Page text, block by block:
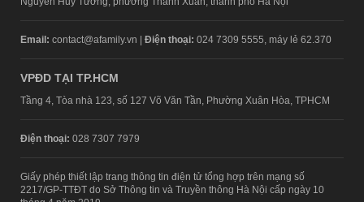
Email: contact@afamily.vn | Điện thoại: 024 7309 5555, máy lẻ 62.370
VPĐD TẠI TP.HCM
Tầng 4, Tòa nhà 123, số 127 Võ Văn Tần, Phường Xuân Hòa, TPHCM
Điện thoại: 028 7307 7979
Giấy phép thiết lập trang thông tin điện tử tổng hợp trên mạng số
2217/GP-TTĐT do Sở Thông tin và Truyền thông Hà Nội cấp ngày 10